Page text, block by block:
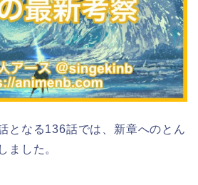
となる136話では、新章へのとん
ました。